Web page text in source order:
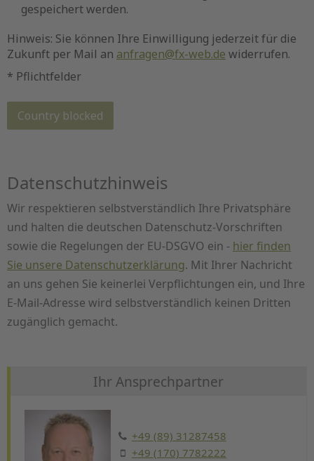
Datenschutzhinweis
Wir respektieren selbstverständlich Ihre Privatsphäre
und halten die deutschen Datenschutz-Vorschriften
sowie die Regelungen der EU-DSGVO ein - hier finden
Sie unsere Datenschutzerklärung. Mit Ihrer Nachricht
an uns gehen Sie keinerlei Verpflichtungen ein, und Ihre
E-Mail-Adresse wird selbstverständlich keinen Dritten
zugänglich gemacht.
Ihr Ansprechpartner
+49 (89) 31287458
+49 (170) 7782222